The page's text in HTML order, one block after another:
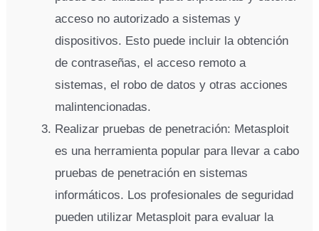
acceso no autorizado a sistemas y
dispositivos. Esto puede incluir la obtención
de contraseñas, el acceso remoto a
sistemas, el robo de datos y otras acciones
malintencionadas.
Realizar pruebas de penetración: Metasploit
es una herramienta popular para llevar a cabo
pruebas de penetración en sistemas
informáticos. Los profesionales de seguridad
pueden utilizar Metasploit para evaluar la